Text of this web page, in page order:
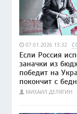
07.01.2026 13:32
Если Россия
заначки из
победит на
покончит с
МИХАИЛ ДЕЛЯГИН